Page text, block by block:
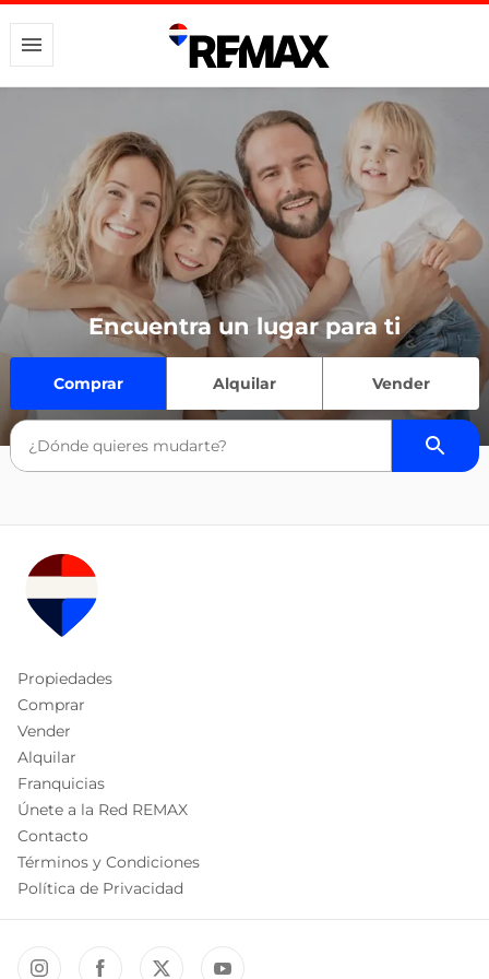
Encuentra un lugar para ti
Comprar Alquilar Vender
Propiedades
Comprar
Vender
Alquilar
Franquicias
Únete a la Red REMAX
Contacto
Términos y Condiciones
Política de Privacidad